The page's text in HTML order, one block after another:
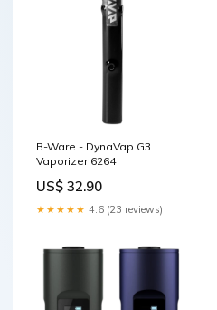
B-Ware - DynaVap G3
Vaporizer 6264
US$ 32.90
★★★★★ 4.6 (23 reviews)